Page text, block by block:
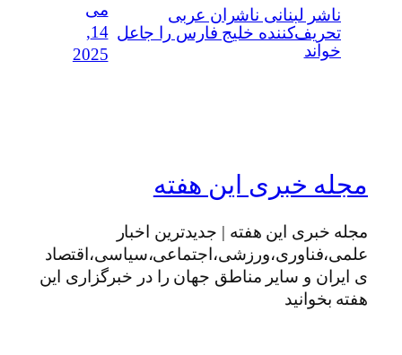
ناشر لبنانی ناشران عربی
تحریف‌کننده خلیج فارس را جاعل
خواند
می
14,
2025
مجله خبری این هفته
مجله خبری این هفته | جدیدترین اخبار
علمی،فناوری،ورزشی،اجتماعی،سیاسی،اقتصاد
ی ایران و سایر مناطق جهان را در خبرگزاری این
هفته بخوانید